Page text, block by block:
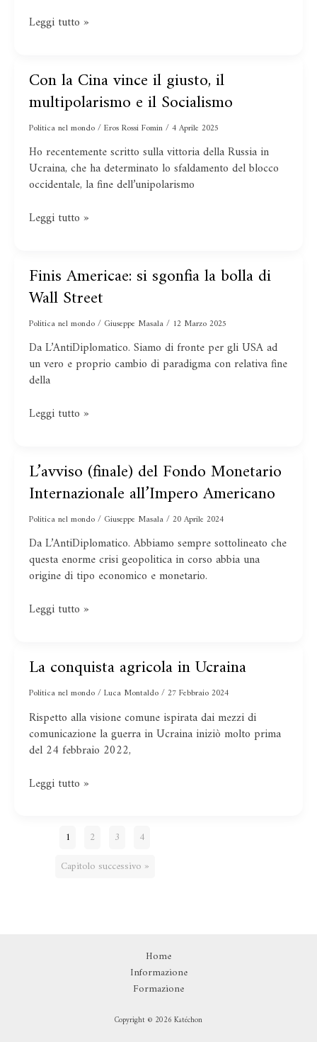
Leggi tutto »
Con la Cina vince il giusto, il
multipolarismo e il Socialismo
Politica nel mondo/Eros Rossi Fomin/4 Aprile 2025
Ho recentemente scritto sulla vittoria della Russia in
Ucraina, che ha determinato lo sfaldamento del blocco
occidentale, la fine dell’unipolarismo
Con
Cina
vince
giusto,
il
multipolarismo
il
Leggi tutto »
Finis Americae: si sgonfia la bolla di
Wall Street
Politica nel mondo/ Giuseppe Masala/ 12 Marzo 2025
Da L’AntiDiplomatico. Siamo di fronte per gli USA ad
un vero e proprio cambio di paradigma con relativa fine
della
Finis
Americae:
si
sgonfia
la
bolla
di
Wall
Leggi tutto »
L’avviso (finale) del Fondo Monetario
Internazionale all’Impero Americano
Politica nel mondo/ Giuseppe Masala/20 Aprile 2024
Da L’AntiDiplomatico. Abbiamo sempre sottolineato che
questa enorme crisi geopolitica in corso abbia una
origine di tipo economico e monetario.
L’avviso
(finale)
del
Fondo
Monetario
Internazionale
all’Impero
Americano
Leggi tutto »
La conquista agricola in Ucraina
Politica nel mondo/Luca Montaldo/27 Febbraio 2024
Rispetto alla visione comune ispirata dai mezzi di
comunicazione la guerra in Ucraina iniziò molto prima
del 24 febbraio 2022,
La
agricola
in
Ucraina
Leggi tutto »
1 2 3
4
Capitolo successivo »
Home
Informazione
Formazione
Copyright © 2026 Katéchon